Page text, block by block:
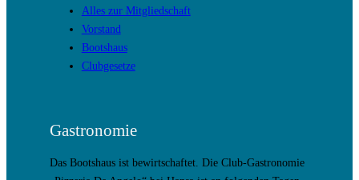
Alles zur Mitgliedschaft
Vorstand
Bootshaus
Clubgesetze
Gastronomie
Das Bootshaus ist bewirtschaftet. Die Club-Gastronomie